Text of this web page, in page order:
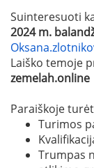
Suinteresuoti
2024 m.
Laiško temoje
Paraiškoje
Turimos
Trumpas